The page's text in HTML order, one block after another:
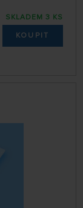
SKLADEM 3 KS
KOUPIT